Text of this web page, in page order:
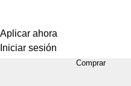
Aplicar ahora
Iniciar sesión
Comprar